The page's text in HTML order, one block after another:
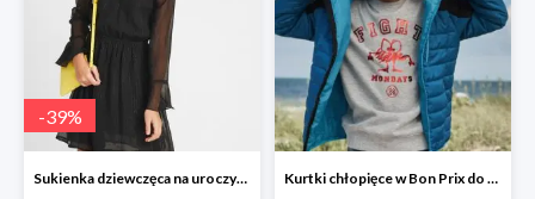
-39%
Sukienka dziewczęca na uroczyste okazje -38% Kurtki chłopięce w Bon Prix do -60%